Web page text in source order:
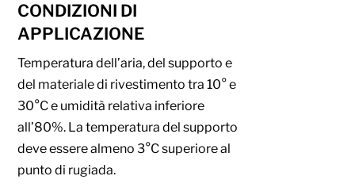
CONDIZIONI DI
APPLICAZIONE
Temperatura dell’aria, del supporto e
del materiale di rivestimento tra 10° e
30°C e umidità relativa inferiore
all’80%. La temperatura del supporto
deve essere almeno 3°C superiore al
punto di rugiada.